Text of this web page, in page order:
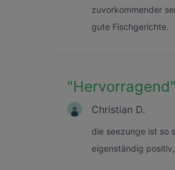
zuvorkommender
gute Fischgerichte.
"Hervorragend"
Christian D.
die seezunge ist so
eigenständig